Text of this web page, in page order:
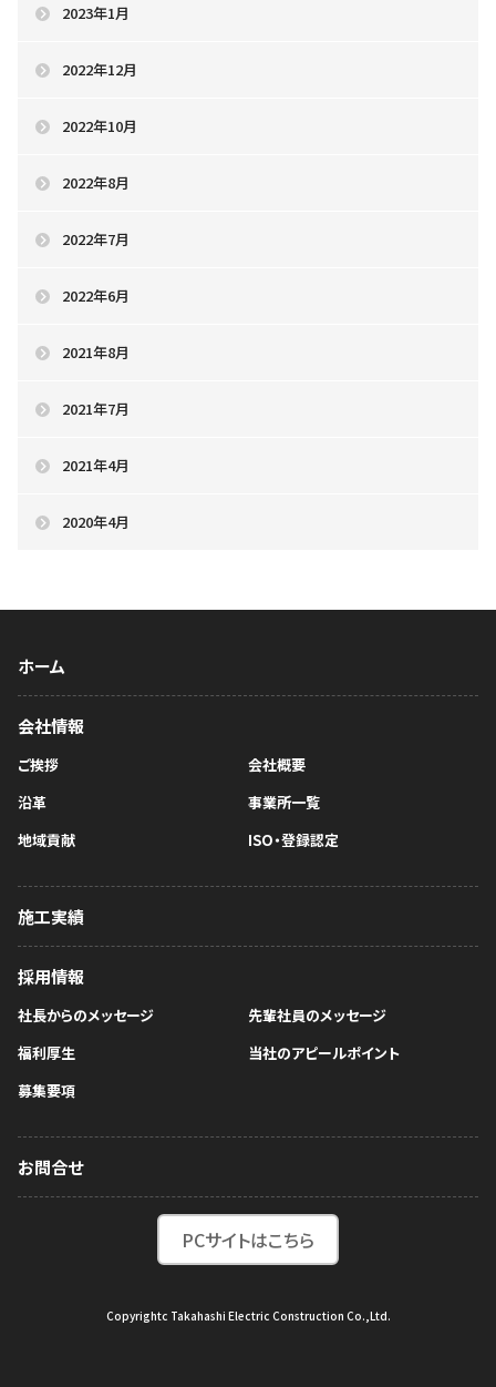
2023年1月
2022年12月
2022年10月
2022年8月
2022年7月
2022年6月
2021年8月
2021年7月
2021年4月
2020年4月
ホーム
会社情報
ご挨拶
会社概要
沿革
事業所一覧
地域貢献
ISO・登録認定
施工実績
採用情報
社長からのメッセージ
先輩社員のメッセージ
福利厚生
当社のアピールポイント
募集要項
お問合せ
PCサイトはこちら
Copyrightc Takahashi Electric Construction Co.,Ltd.